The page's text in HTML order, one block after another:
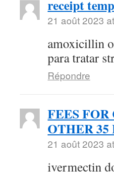
receipt
21 août 2023
amoxicillin
para tratar
Répondre
FEES
OTHER 35
21 août 2023
ivermectin